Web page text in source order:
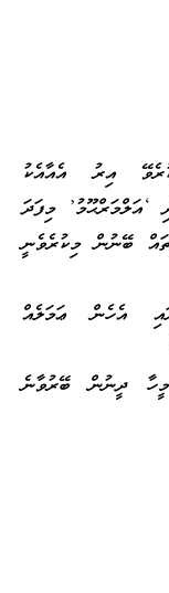
އިރު އެއާއެކު
މިފަދަ
ބޭނުން މިކުރެވެނީ
އެހެން ޢަމަލެއް
ދީނުން ބޭރުވާނެ